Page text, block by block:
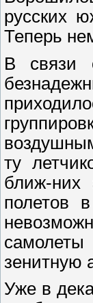
русских
Теперь
В связи
ту
ближ-них
полетов
зенитную
Уже в